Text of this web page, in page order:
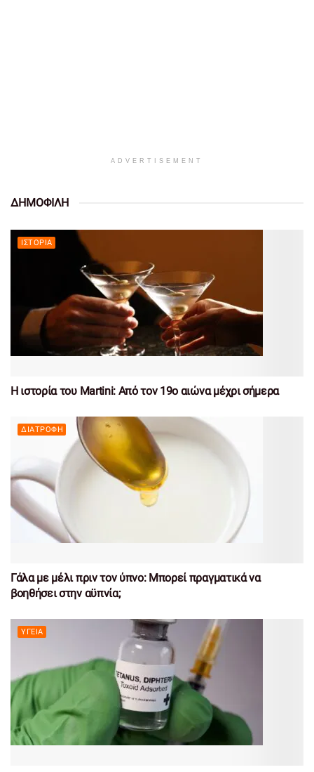
ADVERTISEMENT
ΔΗΜΟΦΙΛΗ
ΙΣΤΟΡΊΑ
Η ιστορία του Martini: Από τον 19ο αιώνα μέχρι σήμερα
ΔΙΑΤΡΟΦΉ
Γάλα με μέλι πριν τον ύπνο: Μπορεί πραγματικά να
βοηθήσει στην αϋπνία;
ΥΓΕΊΑ